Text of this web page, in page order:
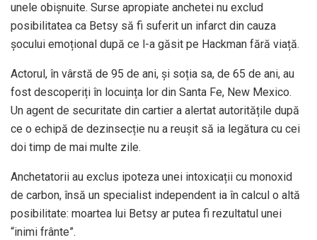
unele obișnuite. Surse apropiate anchetei nu exclud
posibilitatea ca Betsy să fi suferit un infarct din cauza
șocului emoțional după ce l-a găsit pe Hackman fără viață.
Actorul, în vârstă de 95 de ani, și soția sa, de 65 de ani, au
fost descoperiți în locuința lor din Santa Fe, New Mexico.
Un agent de securitate din cartier a alertat autoritățile după
ce o echipă de dezinsecție nu a reușit să ia legătura cu cei
doi timp de mai multe zile.
Anchetatorii au exclus ipoteza unei intoxicații cu monoxid
de carbon, însă un specialist independent ia în calcul o altă
posibilitate: moartea lui Betsy ar putea fi rezultatul unei
“inimi frânte”.